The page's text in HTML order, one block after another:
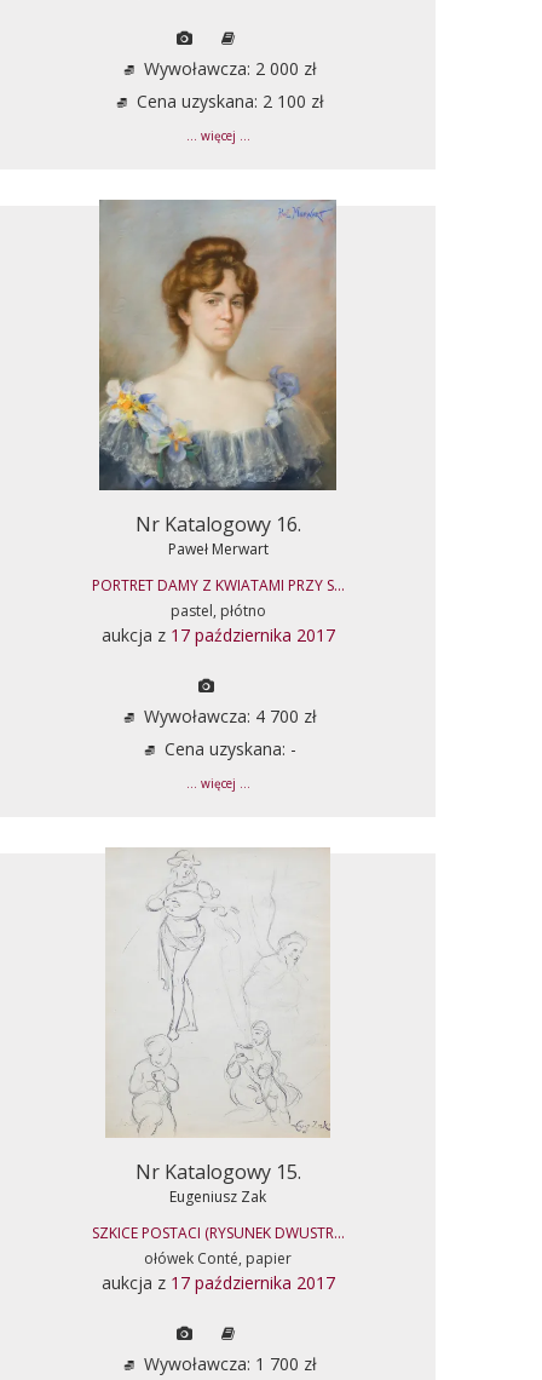
Wywoławcza: 2 000 zł
Cena uzyskana: 2 100 zł
... więcej ...
Nr Katalogowy 16.
Paweł Merwart
PORTRET DAMY Z KWIATAMI PRZY S...
pastel, płótno
aukcja z 17 października 2017
Wywoławcza: 4 700 zł
Cena uzyskana: -
... więcej ...
Nr Katalogowy 15.
Eugeniusz Zak
SZKICE POSTACI (RYSUNEK DWUSTR...
ołówek Conté, papier
aukcja z 17 października 2017
Wywoławcza: 1 700 zł